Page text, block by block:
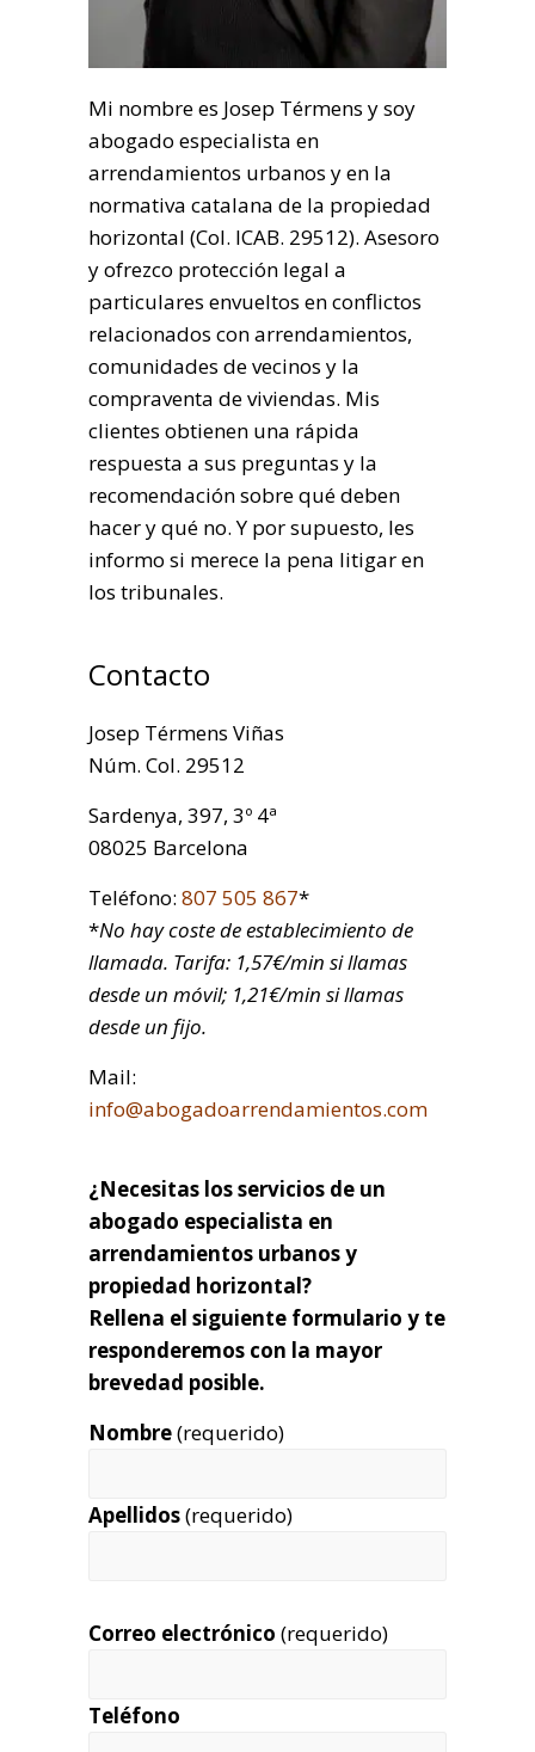
Mi nombre es Josep Térmens y soy
abogado especialista en
arrendamientos urbanos y en la
normativa catalana de la propiedad
horizontal (Col. ICAB. 29512). Asesoro
y ofrezco protección legal a
particulares envueltos en conflictos
relacionados con arrendamientos,
comunidades de vecinos y la
compraventa de viviendas. Mis
clientes obtienen una rápida
respuesta a sus preguntas y la
recomendación sobre qué deben
hacer y qué no. Y por supuesto, les
informo si merece la pena litigar en
los tribunales.
Contacto
Josep Térmens Viñas
Núm. Col. 29512
Sardenya, 397, 3º 4ª
08025 Barcelona
Teléfono: 807 505 867*
*No hay coste de establecimiento de
llamada. Tarifa: 1,57€/min si llamas
desde un móvil; 1,21€/min si llamas
desde un fijo.
Mail:
info@abogadoarrendamientos.com
¿Necesitas los servicios de un
abogado especialista en
arrendamientos urbanos y
propiedad horizontal?
Rellena el siguiente formulario y te
responderemos con la mayor
brevedad posible.
Nombre(requerido)
Apellidos(requerido)
Correo electrónico (requerido)
Teléfono